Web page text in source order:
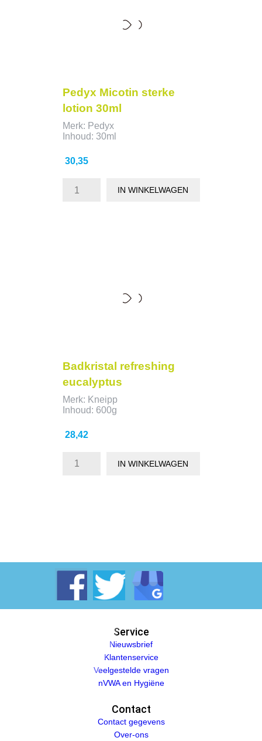
Pedyx Micotin sterke
lotion 30ml
Merk: Pedyx
Inhoud: 30ml
Prijs
30,35
IN WINKELWAGEN
Badkristal refreshing
eucalyptus
Merk: Kneipp
Inhoud: 600g
Prijs
28,42
IN WINKELWAGEN
Service
Nieuwsbrief
Klantenservice
Veelgestelde vragen
nVWA en Hygiëne
Contact
Contact gegevens
Over-ons